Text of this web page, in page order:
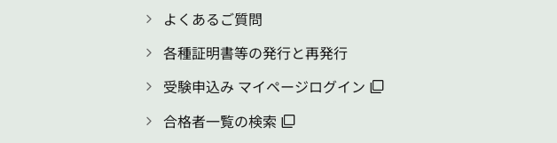
よくあるご質問
各種証明書等の発行と再発行
受験申込み マイページログイン
合格者一覧の検索